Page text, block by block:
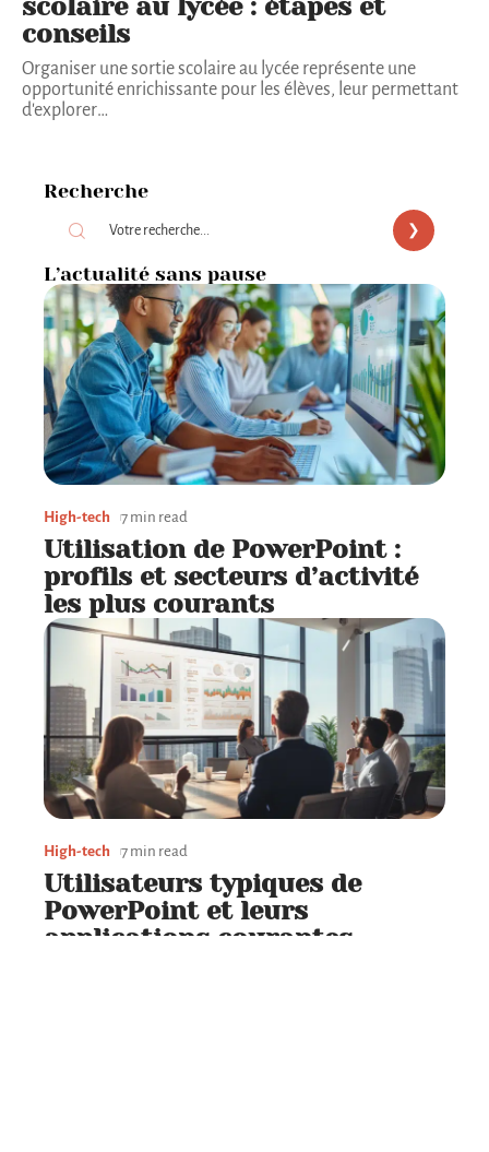
scolaire au lycée : étapes et
conseils
Organiser une sortie scolaire au lycée représente une
opportunité enrichissante pour les élèves, leur permettant
d'explorer…
Recherche
L’actualité sans pause
High-tech 7 min read
Utilisation de PowerPoint :
profils et secteurs d’activité
les plus courants
High-tech 7 min read
Utilisateurs typiques de
PowerPoint et leurs
applications courantes